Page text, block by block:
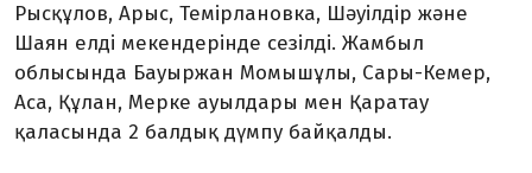
Рысқұлов, Арыс, Темірлановка, Шәуілдір және
Шаян елді мекендерінде сезілді. Жамбыл
облысында Бауыржан Момышұлы, Сары-Кемер,
Аса, Құлан, Мерке ауылдары мен Қаратау
қаласында 2 балдық дүмпу байқалды.